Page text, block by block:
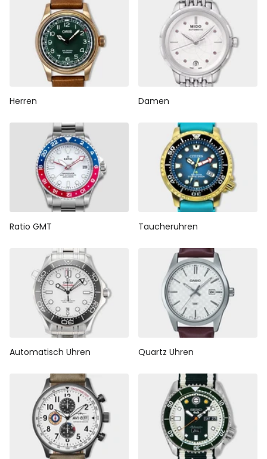
Herren Damen
Ratio GMT Taucheruhren
Automatisch Uhren Quartz Uhren